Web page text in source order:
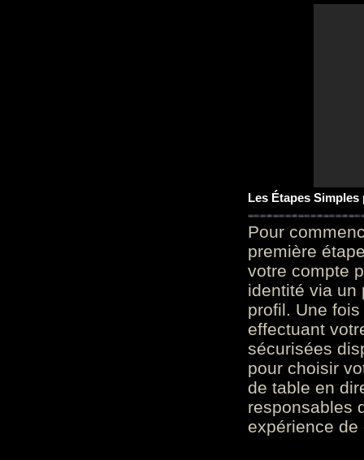
Les Étapes
Pour
première
votre compte
identité via un
profil. Une
effectuant
sécurisées
pour choisir
de table en
responsables
expérience